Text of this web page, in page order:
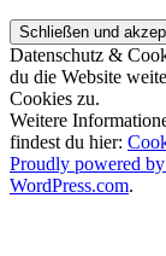
Datenschutz &
du die Website
Cookies zu.
Weitere
findest du hier:
Proudly powered
WordPress.com.